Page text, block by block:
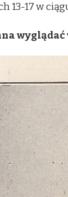
13-17 w
wyglądać